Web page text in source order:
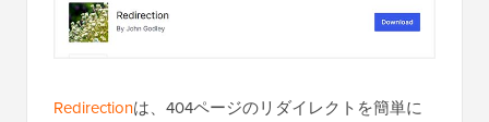
Redirectionは、404ページのリダイレクトを簡単に